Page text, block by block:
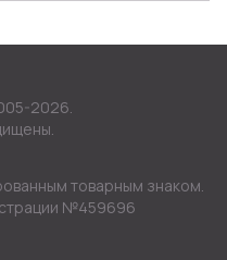
2026.
товарным знаком.
№459696